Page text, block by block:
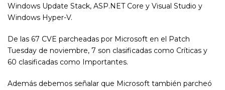
Windows Update Stack, ASP.NET Core y Visual Studio y
Windows Hyper-V.
De las 67 CVE parcheadas por Microsoft en el Patch
Tuesday de noviembre, 7 son clasificadas como Críticas y
60 clasificadas como Importantes.
Además debemos señalar que Microsoft también parcheó